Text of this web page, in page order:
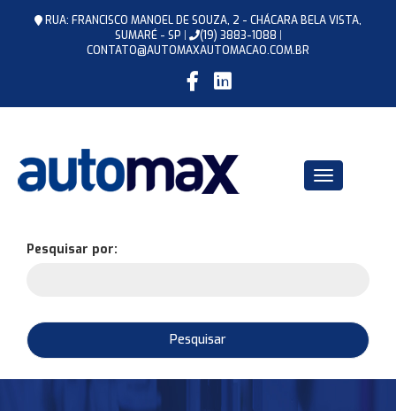
RUA: FRANCISCO MANOEL DE SOUZA, 2 - CHÁCARA BELA VISTA,
SUMARÉ - SP
(19) 3883-1088
CONTATO@AUTOMAXAUTOMACAO.COM.BR
Pesquisar por: